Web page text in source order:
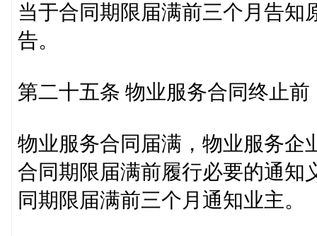
当于合同期限届满前三个月告知
告。
第二十五条 物业服务合同终止
物业服务合同届满，物业服务企
合同期限届满前履行必要的通知
同期限届满前三个月通知业主。